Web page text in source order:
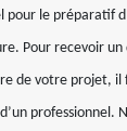
pour le préparatif
Pour recevoir un
de votre projet, il
professionnel.